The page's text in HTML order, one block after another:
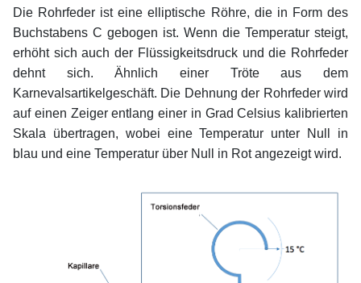
Die Rohrfeder ist eine elliptische Röhre, die in Form des
Buchstabens C gebogen ist. Wenn die Temperatur steigt,
erhöht sich auch der Flüssigkeitsdruck und die Rohrfeder
dehnt sich. Ähnlich einer Tröte aus dem
Karnevalsartikelgeschäft. Die Dehnung der Rohrfeder wird
auf einen Zeiger entlang einer in Grad Celsius kalibrierten
Skala übertragen, wobei eine Temperatur unter Null in
blau und eine Temperatur über Null in Rot angezeigt wird.